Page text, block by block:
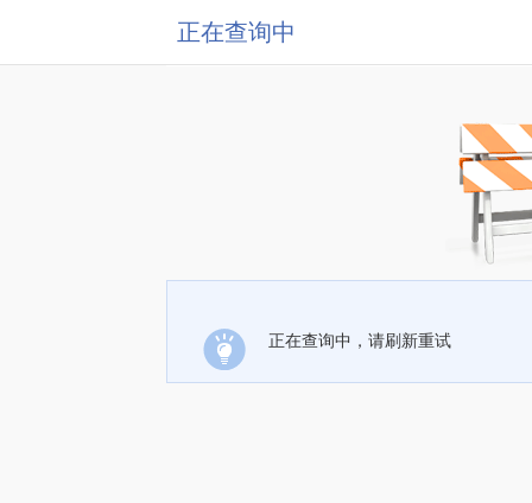
正在查询中
正在查询中，请刷新重试